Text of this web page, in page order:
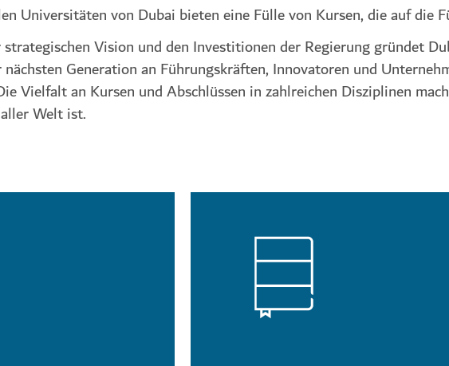
Universitäten von Dubai bieten eine Fülle von Kursen, die auf die
Vision und den Investitionen der Regierung gründet
nächsten Generation an Führungskräften, Innovatoren und
Vielfalt an Kursen und Abschlüssen in zahlreichen Disziplinen
Welt ist.